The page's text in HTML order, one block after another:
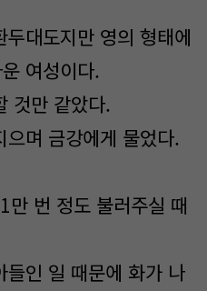
대도지만 영의 형태에
여성이다.
것만 같았다.
며 금강에게 물었다.
만 번 정도 불러주실 때
들인 일 때문에 화가 나